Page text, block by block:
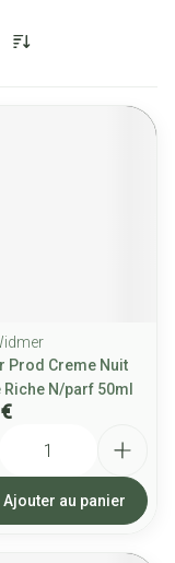
Prod Creme Nuit
Riche N/parf 50ml
Ajouter au panier